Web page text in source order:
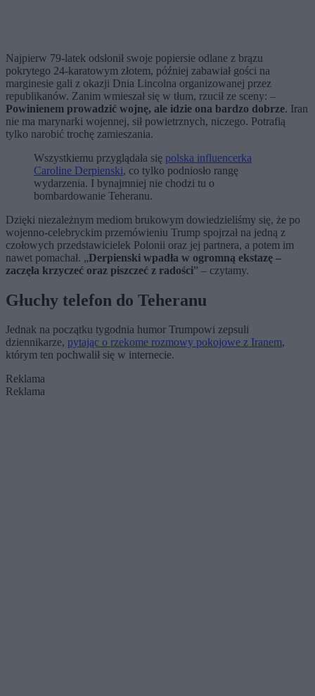
Najpierw 79-latek odsłonił swoje popiersie odlane z brązu
pokrytego 24-karatowym złotem, później zabawiał gości na
marginesie gali z okazji Dnia Lincolna organizowanej przez
republikanów. Zanim wmieszał się w tłum, rzucił ze sceny: –
Powinienem prowadzić wojnę, ale idzie ona bardzo dobrze. Iran
nie ma marynarki wojennej, sił powietrznych, niczego. Potrafią
tylko narobić trochę zamieszania.
Wszystkiemu przyglądała się polska influencerka
Caroline Derpienski, co tylko podniosło rangę
wydarzenia. I bynajmniej nie chodzi tu o
bombardowanie Teheranu.
Dzięki niezależnym mediom brukowym dowiedzieliśmy się, że po
wojenno-celebryckim przemówieniu Trump spojrzał na jedną z
czołowych przedstawicielek Polonii oraz jej partnera, a potem im
nawet pomachał. „Derpienski wpadła w ogromną ekstazę –
zaczęła krzyczeć oraz piszczeć z radości” – czytamy.
Głuchy telefon do Teheranu
Jednak na początku tygodnia humor Trumpowi zepsuli
dziennikarze, pytając o rzekome rozmowy pokojowe z Iranem,
którym ten pochwalił się w internecie.
Reklama
Reklama